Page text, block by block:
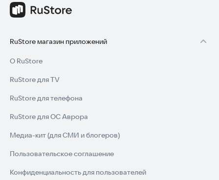
RuStore магазин приложений
О RuStore
RuStore для TV
RuStore для телефона
RuStore для ОС Аврора
Медиа-кит (для СМИ и блогеров)
Пользовательское соглашение
Конфиденциальность для пользователей